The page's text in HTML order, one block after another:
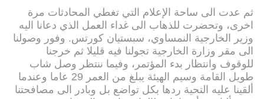
ثم عدت الى ساحة الإعلام التي تغطي المحادثات مرة
اخرى، وتحضرت للذهاب الى غداء العمل الذي دعانا اليه
وزير الخارجية النمساوي، سبستيان كورتس. وفور وصولنا
الى مقر وزارة الخارجية تجولنا فيه قليلا ثم خرجنا
للوقوف وانتظار بدء المؤتمر، وفيما ننتظر وصل شاب
طويل القامة وسيم الهيئة يبلغ من العمر 29 عاما وعندما
ألقينا عليه التحية ردها بكل تواضع بل وبادر الى مصافحتنا